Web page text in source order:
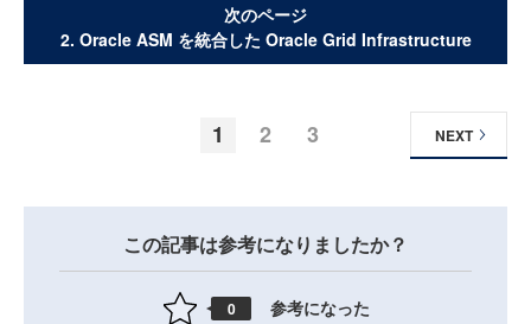
次のページ
2. Oracle ASM を統合した Oracle Grid Infrastructure
1 2 3 NEXT
この記事は参考になりましたか？
0 参考になった